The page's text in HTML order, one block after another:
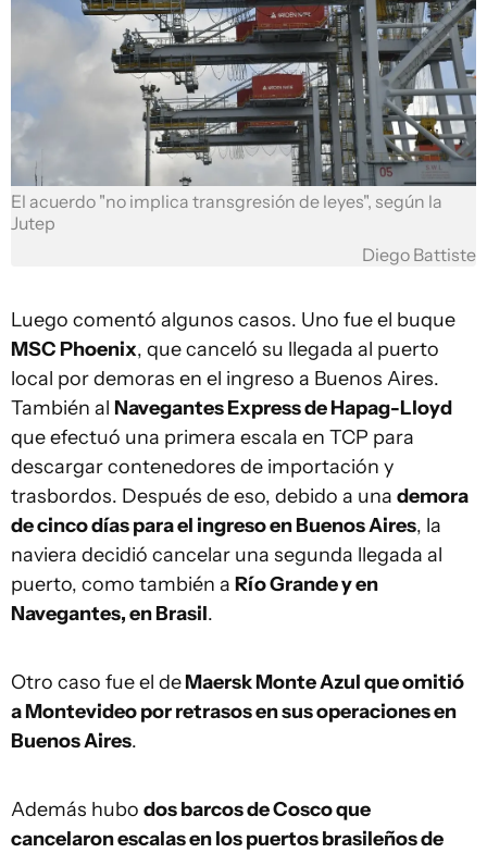
El acuerdo "no implica transgresión de leyes", según la
Jutep
Diego Battiste
Luego comentó algunos casos. Uno fue el buque
MSC Phoenix, que canceló su llegada al puerto
local por demoras en el ingreso a Buenos Aires.
También al Navegantes Express de Hapag-Lloyd
que efectuó una primera escala en TCP para
descargar contenedores de importación y
trasbordos. Después de eso, debido a una demora
de cinco días para el ingreso en Buenos Aires, la
naviera decidió cancelar una segunda llegada al
puerto, como también a Río Grande y en
Navegantes, en Brasil.
Otro caso fue el deMaersk Monte Azul que omitió
a Montevideo por retrasos en sus operaciones en
Buenos Aires.
Además hubo dos barcos de Cosco que
cancelaron escalas en los puertos brasileños de